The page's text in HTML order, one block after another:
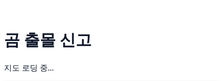
곰 출몰 신고
지도 로딩 중...